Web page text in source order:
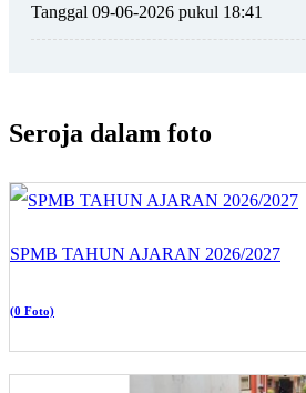
Tanggal 09-06-2026 pukul 18:41
Seroja dalam foto
SPMB TAHUN AJARAN 2026/2027
(0 Foto)